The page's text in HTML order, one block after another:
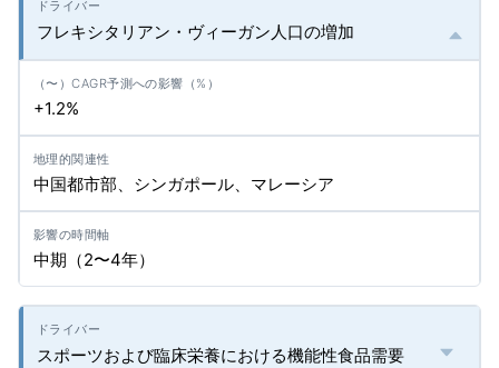
フレキシタリアン・ヴィーガン人口の増加
+1.2%
中国都市部、シンガポール、マレーシア
中期（2〜4年）
スポーツおよび臨床栄養における機能性食品需要